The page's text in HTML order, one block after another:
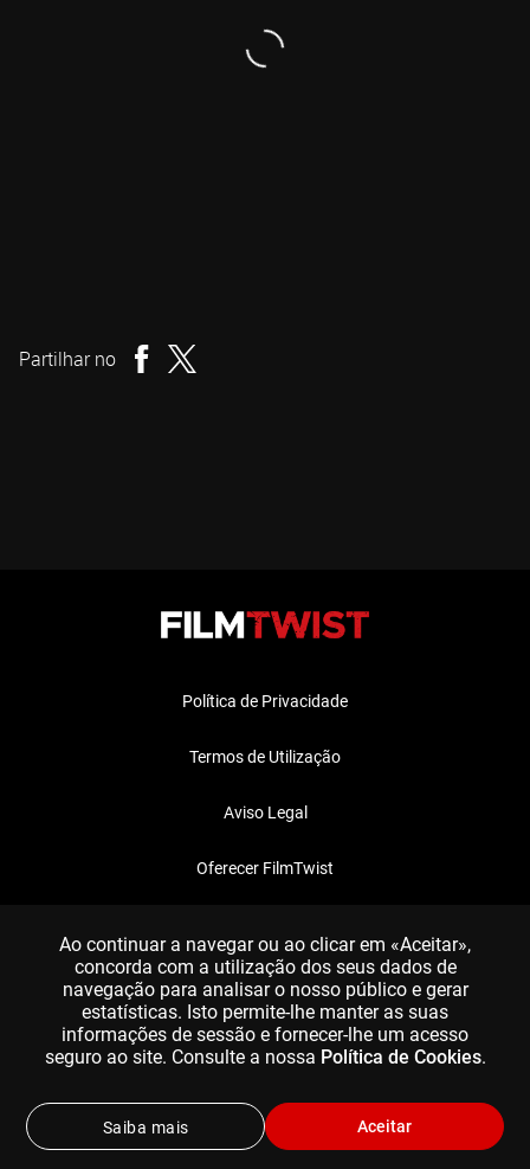
Partilhar no
Política de Privacidade
Termos de Utilização
Aviso Legal
Oferecer FilmTwist
Ao continuar a navegar ou ao clicar em «Aceitar»,
concorda com a utilização dos seus dados de
navegação para analisar o nosso público e gerar
estatísticas. Isto permite-lhe manter as suas
informações de sessão e fornecer-lhe um acesso
seguro ao site. Consulte a nossa Política de Cookies.
Aceitar
Saiba mais